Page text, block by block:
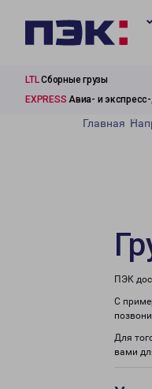
LTLСборные грузы
EXPRESS Авиа- и
Главная
ПЭК
С
Для
вами